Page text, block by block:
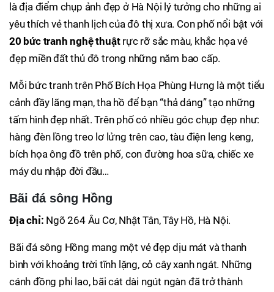
là địa điểm chụp ảnh đẹp ở Hà Nội lý tưởng cho những ai
yêu thích vẻ thanh lịch của đô thị xưa. Con phố nổi bật với
20 bức tranh nghệ thuậtrực rỡ sắc màu, khắc họa vẻ
đẹp miền đất thủ đô trong những năm bao cấp.
Mỗi bức tranh trên Phố Bích Họa Phùng Hưng là một tiểu
cảnh đầy lãng mạn, tha hồ để bạn “thả dáng” tạo những
tấm hình đẹp nhất. Trên phố có nhiều góc chụp đẹp như:
hàng đèn lồng treo lơ lửng trên cao, tàu điện leng keng,
bích họa ông đồ trên phố, con đường hoa sữa, chiếc xe
máy du nhập đời đầu…
Bãi đá sông Hồng
Địa chỉ: Ngõ 264 Âu Cơ, Nhật Tân, Tây Hồ, Hà Nội.
Bãi đá sông Hồng mang một vẻ đẹp dịu mát và thanh
bình với khoảng trời tĩnh lặng, cỏ cây xanh ngát. Những
cánh đồng phi lao, bãi cát dài ngút ngàn đã trở thành